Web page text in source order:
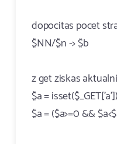
dopocitas pocet
$NN/$n -> $b
z get ziskas
$a =
$a = ($a>=0 &&